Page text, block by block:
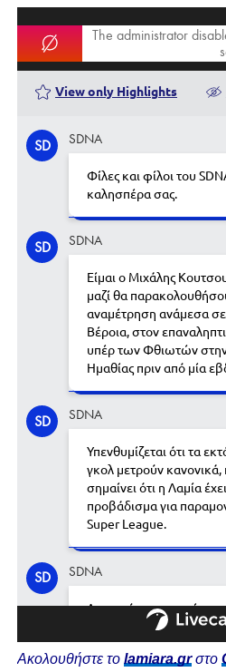
Ακολουθήστε το lamiara.grστο